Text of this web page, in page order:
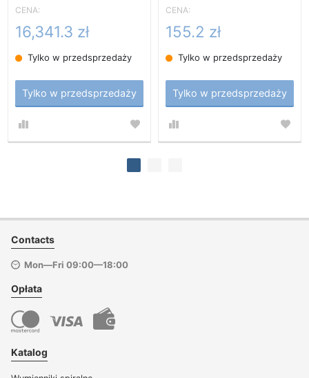
CENA:
16,341.3 zł
Tylko w przedsprzedaży
Tylko w przedsprzedaży
CENA:
155.2 zł
Tylko w przedsprzedaży
Tylko w przedsprzedaży
Contacts
Mon—Fri 09:00—18:00
Opłata
Katalog